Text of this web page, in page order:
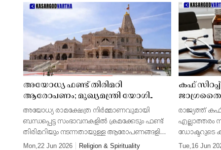
മജിസ്ട്രേറ്റിൻ്റെ പ്
സംഹാരിയ
അയോധ്യ ഫണ്ട് തിരിമറി
ആരോപണം; മുഖ്യമന്ത്രി യോഗി
ആദിത്യനാഥിന് എസ്ഐടി റിപ്പോർട്ട്
കൈമാറി; ക്ഷേത്രം വിട്ടുപോകരുതെന്ന്
ട്രസ്റ്റ് ഭാരവാഹികൾക്കും
ജീവനക്കാർക്കും നിർദേശം
അയോധ്യ രാമക്ഷേത്ര നിർമ്മാണവുമായി
ബന്ധപ്പെട്ട സംഭാവനകളിൽ ക്രമക്കേടും ഫണ്ട്
തിരിമറിയും നടന്നതായുള്ള ആരോപണങ്ങളിൽ
പ്രത്യേക അന്വേഷണ സംഘം പ്രാഥമിക
Mon,22 Jun 2026 Religion & Spirituality
കഫ്
നൽകില്ല;
ഉത്തരവ്
രാജ്യത്ത്
എല്ലാത്തരം
ഡോക്ടറുടെ
ആരോഗ്യ
Tue,16 Jun